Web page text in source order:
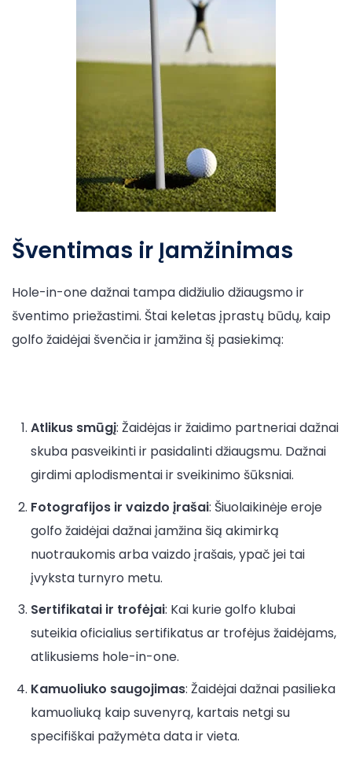
Šventimas ir Įamžinimas
Hole-in-one dažnai tampa didžiulio džiaugsmo ir
šventimo priežastimi. Štai keletas įprastų būdų, kaip
golfo žaidėjai švenčia ir įamžina šį pasiekimą:
Atlikus smūgį: Žaidėjas ir žaidimo partneriai dažnai
skuba pasveikinti ir pasidalinti džiaugsmu. Dažnai
girdimi aplodismentai ir sveikinimo šūksniai.
Fotografijos ir vaizdo įrašai: Šiuolaikinėje eroje
golfo žaidėjai dažnai įamžina šią akimirką
nuotraukomis arba vaizdo įrašais, ypač jei tai
įvyksta turnyro metu.
Sertifikatai ir trofėjai: Kai kurie golfo klubai
suteikia oficialius sertifikatus ar trofėjus žaidėjams,
atlikusiems hole-in-one.
Kamuoliuko saugojimas: Žaidėjai dažnai pasilieka
kamuoliuką kaip suvenyrą, kartais netgi su
specifiškai pažymėta data ir vieta.